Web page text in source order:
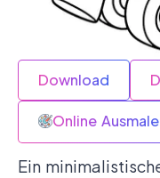
Download
Online
Ein